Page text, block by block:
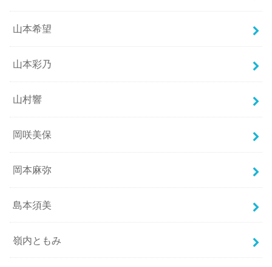
山本希望
山本彩乃
山村響
岡咲美保
岡本麻弥
島本須美
嶺内ともみ